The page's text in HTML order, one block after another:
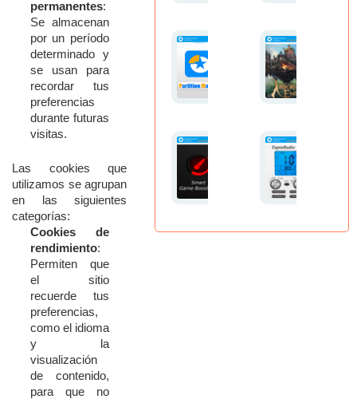
permanentes:
Se almacenan
por un período
determinado y
se usan para
recordar tus
preferencias
durante futuras
visitas.
Las cookies que
utilizamos se agrupan
en las siguientes
categorías:
Cookies de
rendimiento:
Permiten que
el sitio
recuerde tus
preferencias,
como el idioma
y la
visualización
de contenido,
para que no